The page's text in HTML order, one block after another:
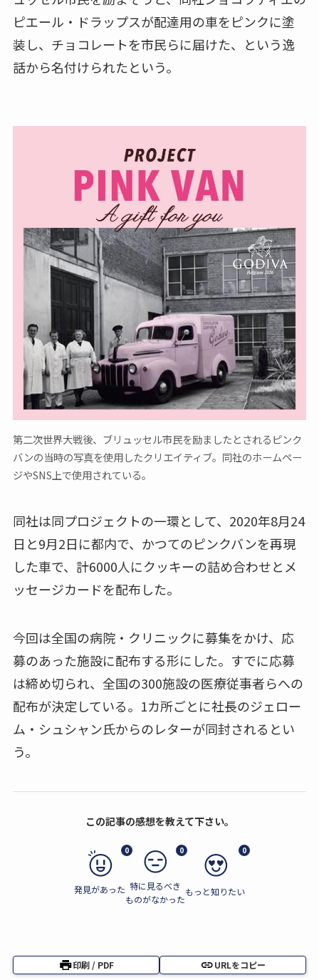
ピエール・ドラップスが配達用の車をピンクに塗
装し、チョコレートを市民らに届けた、という逸
話から名付けられたという。
第二次世界大戦後、ブリュッセル市民を励ましたとされるピンク
バンの当時の写真を使用したクリエイティブ。同社のホームペー
ジやSNS上で使用されている。
同社は同プロジェクトの一環として、2020年8月24
日と9月2日に都内で、かつてのピンクバンを再現
した車で、計6000人にクッキーの詰め合わせとメ
ッセージカードを配布した。
今回は全国の病院・クリニックに募集をかけ、応
募のあった施設に配布する形にした。すでに応募
は締め切られ、全国の300施設の医療従事者らへの
配布が決定している。1カ所ごとに社長のジェロー
ム・シュシャン氏からのレターが同封されるとい
う。
この記事の感想を教えて下さい。
0
発見があった
0
特に見るべき
ものがなかった
0
もっと知りたい
印刷 / PDF URLをコピー